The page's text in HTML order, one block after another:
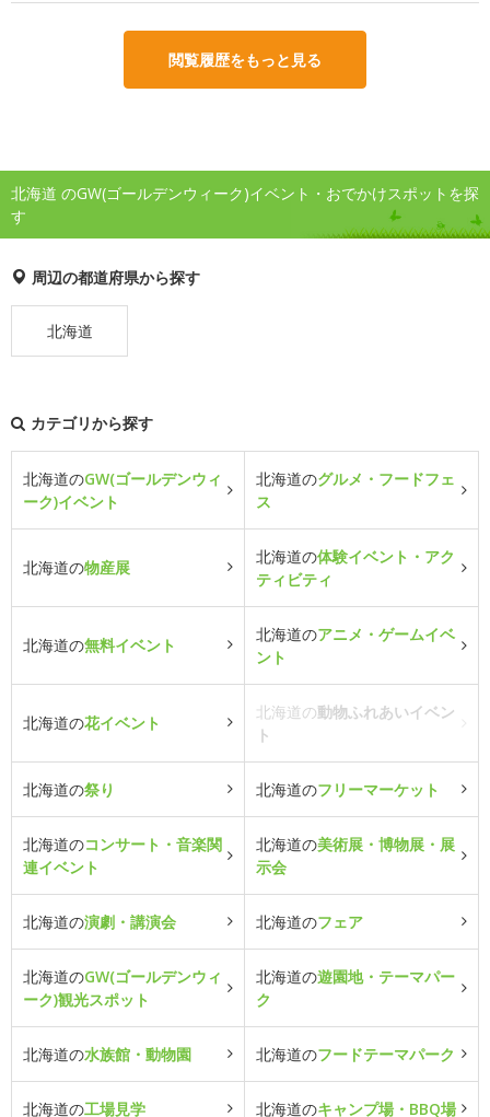
閲覧履歴をもっと見る
北海道 のGW(ゴールデンウィーク)イベント・おでかけスポットを探
す
周辺の都道府県から探す
北海道
カテゴリから探す
北海道のGW(ゴールデンウィ
ーク)イベント
北海道のグルメ・フードフェ
ス
北海道の物産展
北海道の体験イベント・アク
ティビティ
北海道の無料イベント
北海道のアニメ・ゲームイベ
ント
北海道の花イベント
北海道の動物ふれあいイベン
ト
北海道の祭り 北海道のフリーマーケット
北海道のコンサート・音楽関
連イベント
北海道の美術展・博物展・展
示会
北海道の演劇・講演会 北海道のフェア
北海道のGW(ゴールデンウィ
ーク)観光スポット
北海道の遊園地・テーマパー
ク
北海道の水族館・動物園 北海道のフードテーマパーク
北海道の工場見学 北海道のキャンプ場・BBQ場